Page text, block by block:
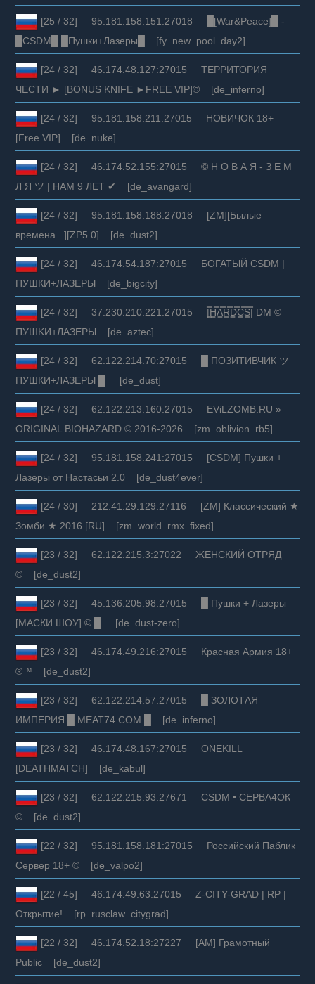
[25 / 32] 95.181.158.151:27018 █[War&Peace]█ -
█CSDM█ █Пушки+Лазеры█ [fy_new_pool_day2]
[24 / 32] 46.174.48.127:27015 ТЕРРИТОРИЯ
ЧЕСТИ ► [BONUS KNIFE ►FREE VIP]© [de_inferno]
[24 / 32] 95.181.158.211:27015 НОВИЧОК 18+
[Free VIP] [de_nuke]
[24 / 32] 46.174.52.155:27015 © Н О В А Я - З Е М
Л Я ツ | НАМ 9 ЛЕТ ✔ [de_avangard]
[24 / 32] 95.181.158.188:27018 [ZM][Былые
времена...][ZP5.0] [de_dust2]
[24 / 32] 46.174.54.187:27015 БОГАТЫЙ CSDM |
ПУШКИ+ЛАЗЕРЫ [de_bigcity]
[24 / 32] 37.230.210.221:27015 |͇̿H͇̿A͇̿R͇̿D͇̿C͇̿S͇̿| DM ©
ПУШKИ+ЛAЗEPЫ [de_aztec]
[24 / 32] 62.122.214.70:27015 █ ПОЗИТИВЧИК ツ
ПУШКИ+ЛАЗЕРЫ █ [de_dust]
[24 / 32] 62.122.213.160:27015 EViLZOMB.RU »
ORIGINAL BIOHAZARD © 2016-2026 [zm_oblivion_rb5]
[24 / 32] 95.181.158.241:27015 [CSDM] Пушки +
Лазеры от Настасьи 2.0 [de_dust4ever]
[24 / 30] 212.41.29.129:27116 [ZM] Классический ★
Зомби ★ 2016 [RU] [zm_world_rmx_fixed]
[23 / 32] 62.122.215.3:27022 ЖЕНСКИЙ ОТРЯД
© [de_dust2]
[23 / 32] 45.136.205.98:27015 █ Пушки + Лазеры
[МАСКИ ШОУ] © █ [de_dust-zero]
[23 / 32] 46.174.49.216:27015 Красная Армия 18+
®™ [de_dust2]
[23 / 32] 62.122.214.57:27015 █ ЗОЛОТАЯ
ИМПЕРИЯ █ MEAT74.COM █ [de_inferno]
[23 / 32] 46.174.48.167:27015 ONEKILL
[DEATHMATCH] [de_kabul]
[23 / 32] 62.122.215.93:27671 CSDM • СЕРВА4ОК
© [de_dust2]
[22 / 32] 95.181.158.181:27015 Российский Паблик
Сервер 18+ © [de_valpo2]
[22 / 45] 46.174.49.63:27015 Z-CITY-GRAD | RP |
Открытие! [rp_rusclaw_citygrad]
[22 / 32] 46.174.52.18:27227 [AM] Грамотный
Public [de_dust2]